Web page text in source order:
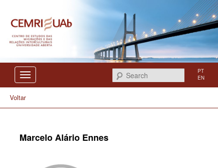
CEMRI
Search
PT
EN
Voltar
Marcelo Alário Ennes